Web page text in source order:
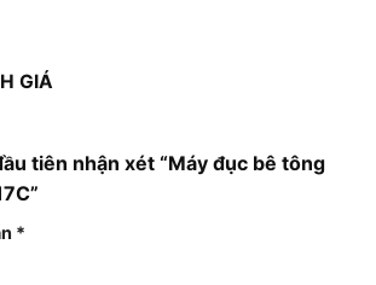
GIÁ
tiên nhận xét “Máy đục bê tông
*